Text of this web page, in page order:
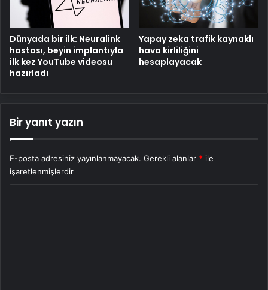
Dünyada bir ilk: Neuralink
hastası, beyin implantıyla
ilk kez YouTube videosu
hazırladı
Yapay zeka trafik kaynaklı
hava kirliliğini
hesaplayacak
Bir yanıt yazın
E-posta adresiniz yayınlanmayacak. Gerekli alanlar * ile
işaretlenmişlerdir